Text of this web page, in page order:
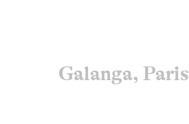
Galanga, Paris